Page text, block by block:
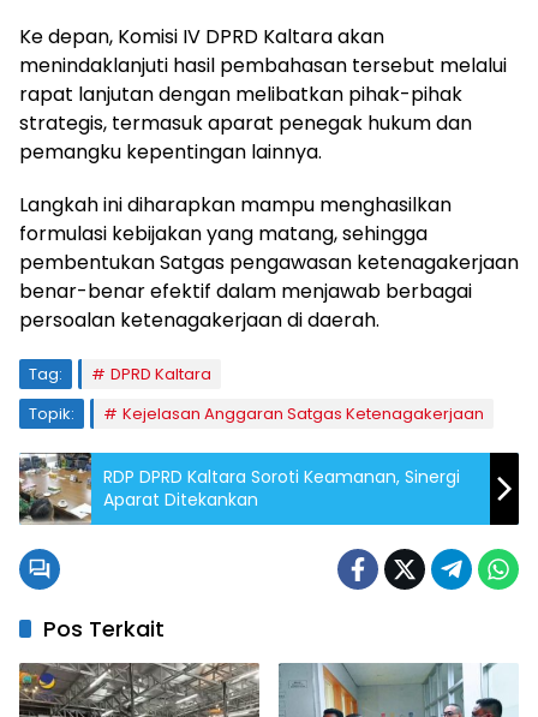
Ke depan, Komisi IV DPRD Kaltara akan
menindaklanjuti hasil pembahasan tersebut melalui
rapat lanjutan dengan melibatkan pihak-pihak
strategis, termasuk aparat penegak hukum dan
pemangku kepentingan lainnya.
Langkah ini diharapkan mampu menghasilkan
formulasi kebijakan yang matang, sehingga
pembentukan Satgas pengawasan ketenagakerjaan
benar-benar efektif dalam menjawab berbagai
persoalan ketenagakerjaan di daerah.
Tag:
DPRD Kaltara
Topik:
Kejelasan Anggaran Satgas Ketenagakerjaan
RDP DPRD Kaltara Soroti Keamanan, Sinergi
Aparat Ditekankan
Pos Terkait